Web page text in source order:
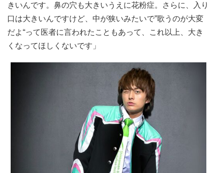
きいんです。鼻の穴も大きいうえに花粉症。さらに、入り
口は大きいんですけど、中が狭いみたいで”歌うのが大変
だよ“って医者に言われたこともあって、これ以上、大き
くなってほしくないです」